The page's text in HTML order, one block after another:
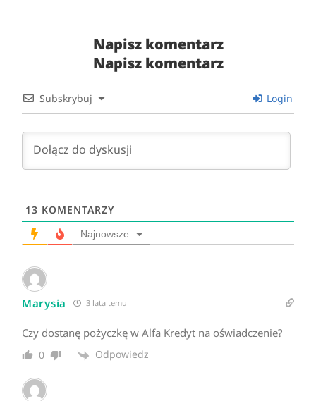
Napisz komentarz
Napisz komentarz
Subskrybuj Login
13 KOMENTARZY
Najnowsze
Marysia 3 lata temu
Czy dostanę pożyczkę w Alfa Kredyt na oświadczenie?
0 Odpowiedz